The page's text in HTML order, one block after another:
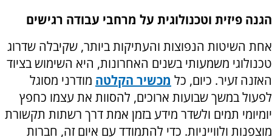
הגנה פיזית וטכנולוגית על מרחבי עבודה רגישים
אחת השיטות הנפוצות והעתיקות ביותר, שקיבלה שדרוג
טכנולוגי משמעותי בשנים האחרונות, היא השימוש בציוד
האזנה זעיר. כיום, כל מכשיר הקלטה מודרני מסוגל
לפעול במשך שבועות ארוכים, להסוות את עצמו כחפץ
יומיומי תמים ולשדר מידע בזמן אמת דרך רשתות תקשורת
מוצפנות ולווייניות. כדי להתמודד עם איום זה, חברות